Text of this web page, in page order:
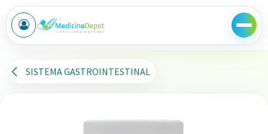
Ir al contenido
SISTEMA GASTROINTESTINAL